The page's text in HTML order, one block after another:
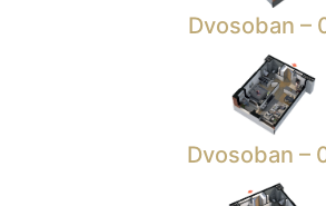
Dvosoban –
Dvosoban –